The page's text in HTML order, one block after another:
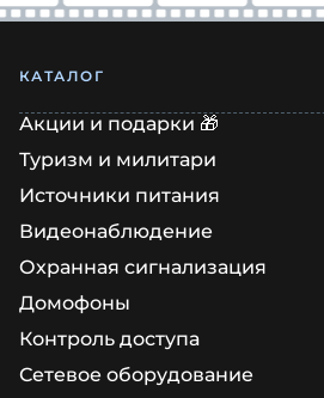
КАТАЛОГ
Акции и подарки 🎁
Туризм и милитари
Источники питания
Видеонаблюдение
Охранная сигнализация
Домофоны
Контроль доступа
Сетевое оборудование